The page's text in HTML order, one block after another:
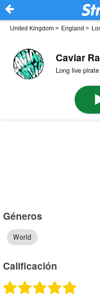
United Kingdom > England >
Caviar
Long live
Géneros
World
Calificación